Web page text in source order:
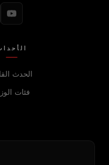
الحدث
فئات